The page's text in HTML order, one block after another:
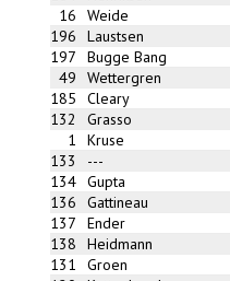
16
Weide
196
Laustsen
197
Bugge Bang
49
Wettergren
185
Cleary
132
Grasso
1
Kruse
133
---
134 Gupta
136
Gattineau
137
Ender
138
Heidmann
131
Groen